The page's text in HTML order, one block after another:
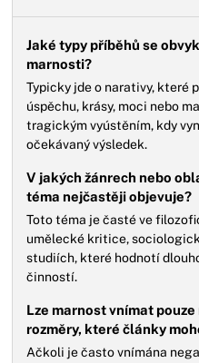
Jaké typy příběhů se
marnosti?
Typicky jde o narativy, které
úspěchu, krásy, moci nebo
tragickým vyústěním, kdy
očekávaný výsledek.
V jakých žánrech nebo
téma nejčastěji objevuje?
Toto téma je časté ve
umělecké kritice,
studiích, které hodnotí
činností.
Lze marnost vnímat
rozměry, které články
Ačkoli je často vnímána